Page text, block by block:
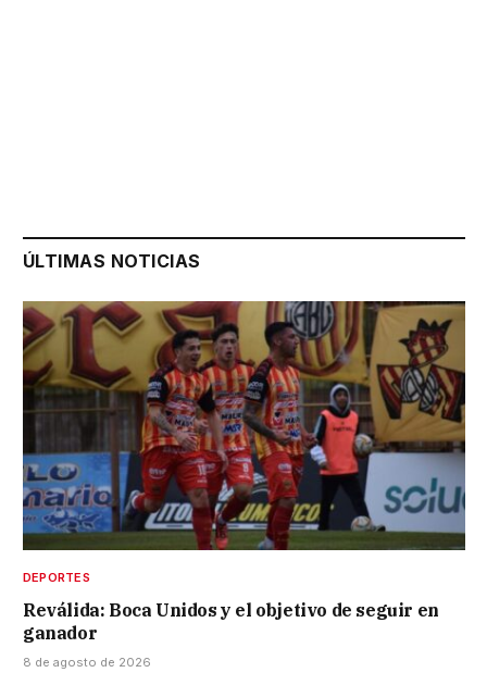
ÚLTIMAS NOTICIAS
DEPORTES
Reválida: Boca Unidos y el objetivo de seguir en
ganador
8 de agosto de 2026